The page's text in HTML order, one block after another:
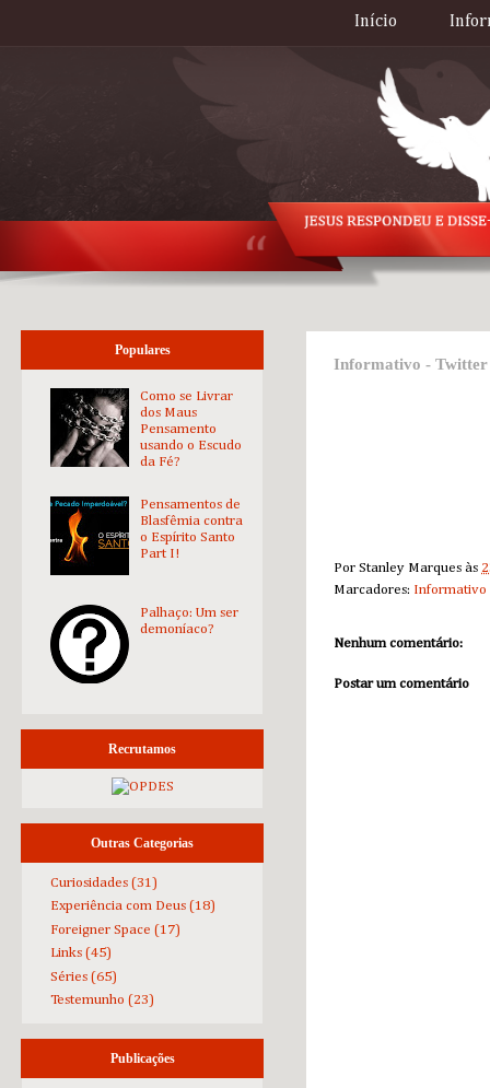
Início
Informativo - Twitter
Por Stanley Marques às
Marcadores: Informativo
Nenhum comentário:
Postar um comentário
Populares
Como se Livrar
dos Maus
Pensamento
usando o Escudo
da Fé?
Pensamentos de
Blasfêmia contra
o Espírito Santo
Part I!
Palhaço: Um ser
demoníaco?
Recrutamos
Outras Categorias
Curiosidades (31)
Experiência com Deus (18)
Foreigner Space (17)
Links (45)
Séries (65)
Testemunho (23)
Publicações